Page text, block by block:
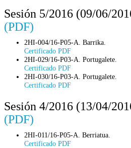
Sesión 5/2016 (09/06/
(PDF)
2HI-004/16-
Certificado PDF
2HI-029/16-P03-
Certificado PDF
2HI-030/16-P03-
Certificado PDF
Sesión 4/2016 (13/04/
(PDF)
2HI-011/16-P05-
Certificado PDF